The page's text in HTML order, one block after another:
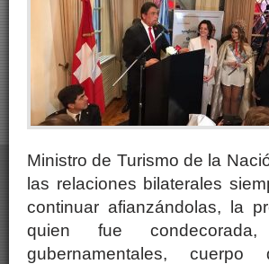
Ministro de Turismo de la
las relaciones bilaterales
continuar afianzándolas, la
quien fue
gubernamentales,